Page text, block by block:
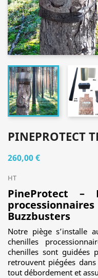
PINEPROTECT
260,00 €
HT
PineProtect –
Buzzbusters
Notre piège s’installe
chenilles
chenilles sont guidées
retrouvent piégées
tout débordement et